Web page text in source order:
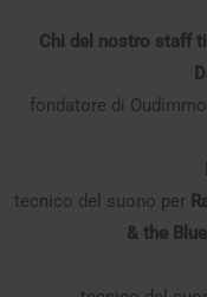
Chi del nostro staff
fondatore di
tecnico del suono per
& the